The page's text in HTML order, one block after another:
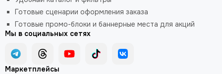
Готовые сценарии оформления заказа
Готовые промо-блоки и баннерные места для акций
Мы в социальных сетях
Маркетплейсы